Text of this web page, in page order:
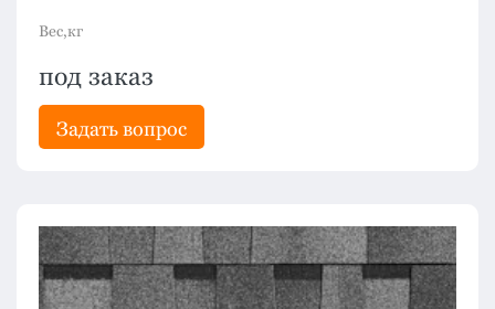
Вес,кг
под заказ
Задать вопрос